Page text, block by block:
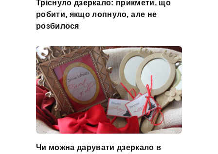
Тріснуло дзеркало: прикмети, що
робити, якщо лопнуло, але не
розбилося
Чи можна дарувати дзеркало в